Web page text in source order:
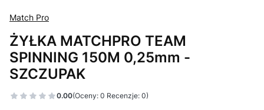
Match Pro
ŻYŁKA MATCHPRO TEAM
SPINNING 150M 0,25mm -
SZCZUPAK
0.00(Oceny: 0 Recenzje: 0)